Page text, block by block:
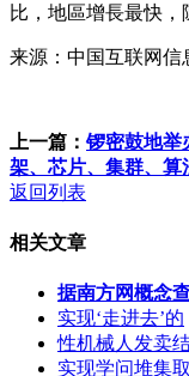
比，地區增長最快，
来源：中国互联网信
上一篇：锣密鼓地举
架、芯片、集群、算
返回列表
相关文章
据南方网概念
实现‘走进去’的
性机械人发卖
实现学问堆集